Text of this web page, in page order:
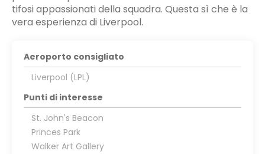
tifosi appassionati della squadra. Questa sì che è la
vera esperienza di Liverpool.
Aeroporto consigliato
Liverpool (LPL)
Punti di interesse
St. John's Beacon
Princes Park
Walker Art Gallery